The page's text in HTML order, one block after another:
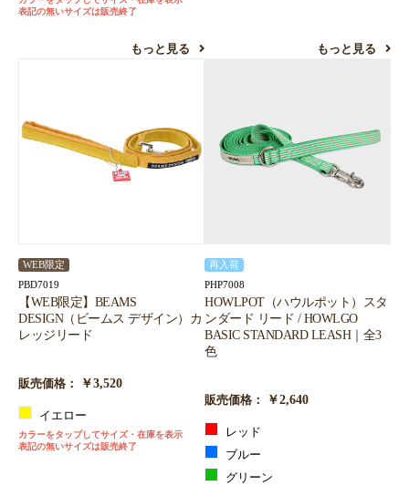
表記の無いサイズは販売終了
もっと見る もっと見る
WEB限定
PBD7019
【WEB限定】BEAMS
DESIGN（ビームス デザイン）カ
レッジリード
販売価格： ￥3,520
イエロー
カラーをタップしてサイズ・在庫を表示
表記の無いサイズは販売終了
再入荷
PHP7008
HOWLPOT（ハウルポット）スタ
ンダード リード / HOWLGO
BASIC STANDARD LEASH｜全3
色
販売価格： ￥2,640
レッド
ブルー
グリーン